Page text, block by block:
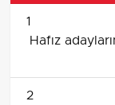
1
Hafız
2